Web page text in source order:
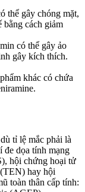
thể gây chóng mặt,
bằng cách giảm
có thể gây ảo
gây kích thích.
khác có chứa
tỉ lệ mắc phải là
đe dọa tính mạng
hội chứng hoại tử
hay hội
toàn thân cấp tính: